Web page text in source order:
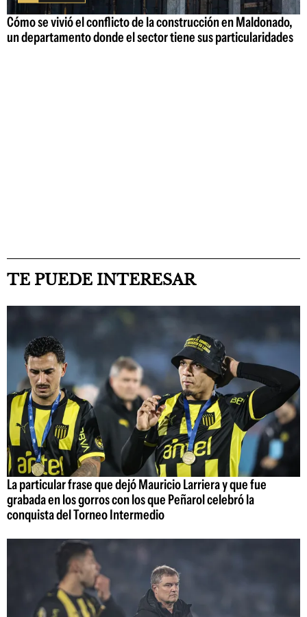
Cómo se vivió el conflicto de la construcción en Maldonado,
un departamento donde el sector tiene sus particularidades
TE PUEDE INTERESAR
La particular frase que dejó Mauricio Larriera y que fue
grabada en los gorros con los que Peñarol celebró la
conquista del Torneo Intermedio